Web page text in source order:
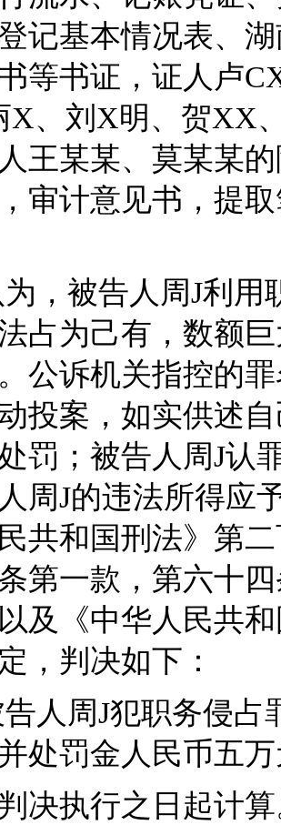
记基本情况表、
等书证，证人卢
X、刘X明、贺XX
王某某、莫某某
审计意见书，提
，被告人周J利用
占为己有，数额
公诉机关指控的
投案，如实供述
罚；被告人周J认
周J的违法所得应
民共和国刑法》第
第一款，第六十
及《中华人民共
，判决如下：
人周J犯职务侵占
处罚金人民币五
判决执行之日起计